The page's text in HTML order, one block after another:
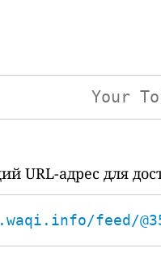
URL-адрес для
feed/